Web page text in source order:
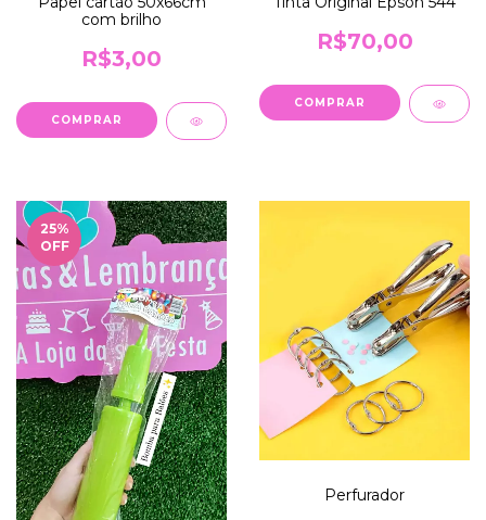
com brilho
R$3,00
COMPRAR
R$70,00
COMPRAR
25%
OFF
Perfurador